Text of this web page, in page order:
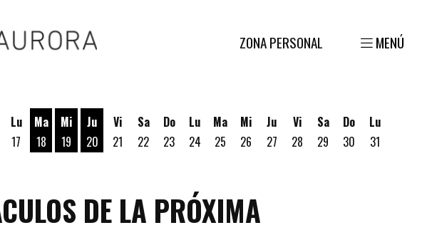
ZONA PERSONAL MENÚ
Lu
17
Ma
18
Mi
19
Ju
20
Vi
21
Sa
22
Do
23
Lu
24
Ma
25
Mi
26
Ju
27
Vi
28
Sa
29
Do
30
Lu
31
DE LA PRÓXIMA